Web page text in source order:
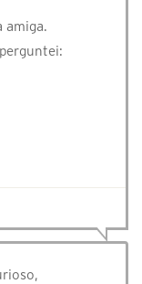
amiga.